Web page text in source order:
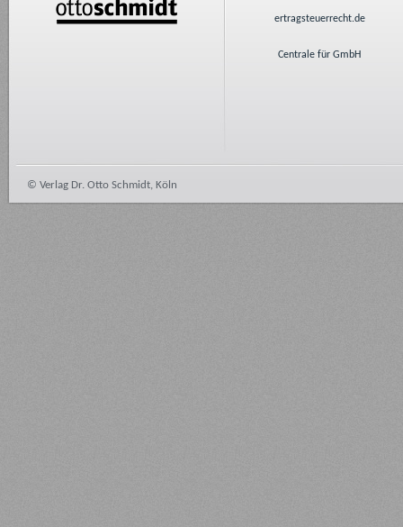
ertragsteuerrecht.de
Centrale für GmbH
© Verlag Dr. Otto Schmidt, Köln